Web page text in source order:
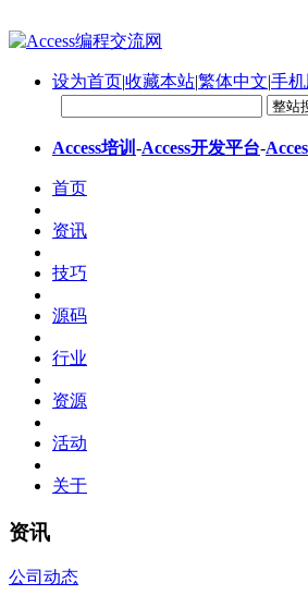
设为首页|收藏本站|繁体中文|手机
Access培训 -Access开发平台-
首页
资讯
技巧
源码
行业
资源
活动
关于
资讯
公司动态